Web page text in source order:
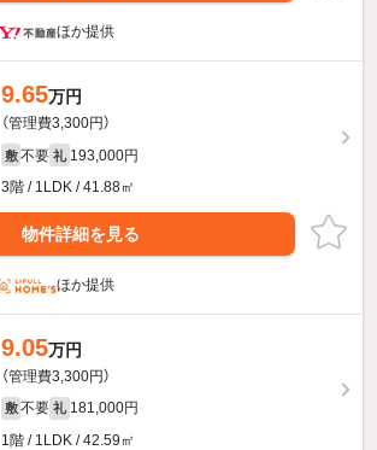
ほか提供
9.65万円
（管理費3,300円）
敷 不要 礼 193,000円
3階 / 1LDK / 41.88㎡
物件詳細を見る
ほか提供
9.05万円
（管理費3,300円）
敷 不要 礼 181,000円
1階 / 1LDK / 42.59㎡